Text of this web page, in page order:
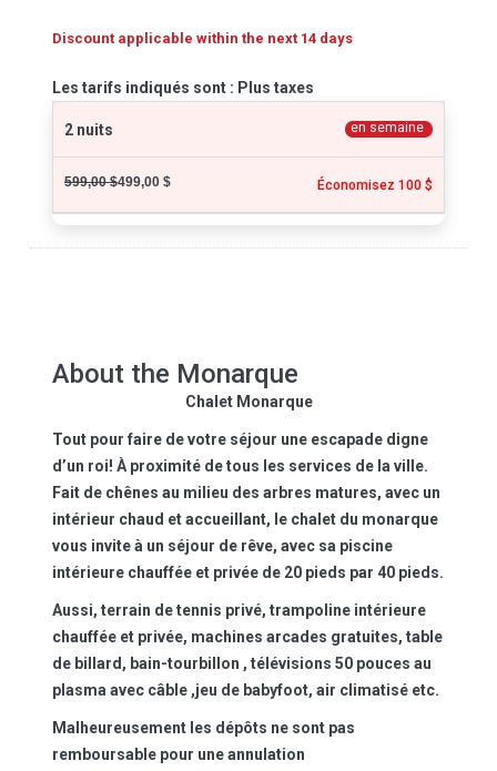
Discount applicable within the next 14 days
Les tarifs indiqués sont : Plus taxes
2 nuits en semaine
599,00 $499,00 $ Économisez 100 $
About the Monarque
Chalet Monarque
Tout pour faire de votre séjour une escapade digne
d’un roi! À proximité de tous les services de la ville.
Fait de chênes au milieu des arbres matures, avec un
intérieur chaud et accueillant, le chalet du monarque
vous invite à un séjour de rêve, avec sa piscine
intérieure chauffée et privée de 20 pieds par 40 pieds.
Aussi, terrain de tennis privé, trampoline intérieure
chauffée et privée, machines arcades gratuites, table
de billard, bain-tourbillon , télévisions 50 pouces au
plasma avec câble ,jeu de babyfoot, air climatisé etc.
Malheureusement les dépôts ne sont pas
remboursable pour une annulation